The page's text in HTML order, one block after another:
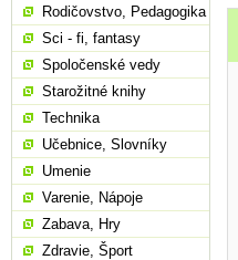
Rodičovstvo, Pedagogika
Sci - fi, fantasy
Spoločenské vedy
Starožitné knihy
Technika
Učebnice, Slovníky
Umenie
Varenie, Nápoje
Zabava, Hry
Zdravie, Šport